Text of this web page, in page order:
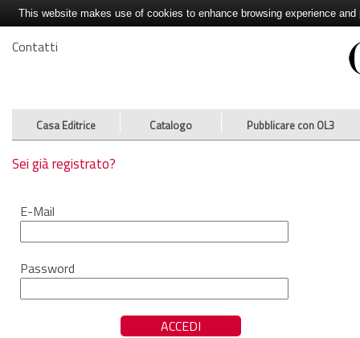
Casa Editrice Catalogo Pubblicare con OL3
Contatti
Sei già registrato?
E-Mail
Password
This website makes use of cookies to enhance browsing experience